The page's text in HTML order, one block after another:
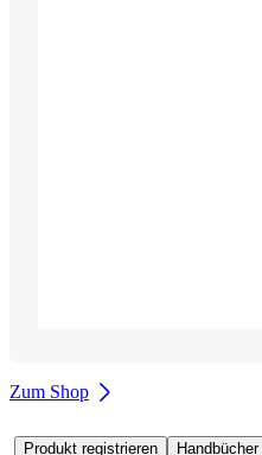
Zum Shop
Produkt registrieren